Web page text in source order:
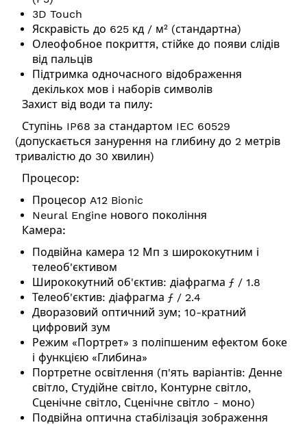
3D Touch
Яскравість до 625 кд / м² (стандартна)
Олеофобное покриття, стійке до появи слідів
від пальців
Підтримка одночасного відображення
декількох мов і наборів символів
Захист від води та пилу:
Ступінь IP68 за стандартом IEC 60529
(допускається занурення на глибину до 2 метрів
тривалістю до 30 хвилин)
Процесор:
Процесор A12 Bionic
Neural Engine нового покоління
Камера:
Подвійна камера 12 Мп з ширококутним і
телеоб'єктивом
Ширококутний об'єктив: діафрагма ƒ / 1.8
Телеоб'єктив: діафрагма ƒ / 2.4
Дворазовий оптичний зум; 10-кратний
цифровий зум
Режим «Портрет» з поліпшеним ефектом боке
і функцією «Глибина»
Портретне освітлення (п'ять варіантів: Денне
світло, Студійне світло, Контурне світло,
Сценічне світло, Сценічне світло - моно)
Подвійна оптична стабілізація зображення